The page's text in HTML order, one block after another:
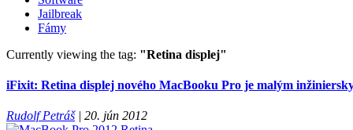
Jailbreak
Fámy
Currently viewing the tag: "Retina displej"
iFixit: Retina displej nového MacBooku Pro je malým
Rudolf Petráš| 20. jún 2012